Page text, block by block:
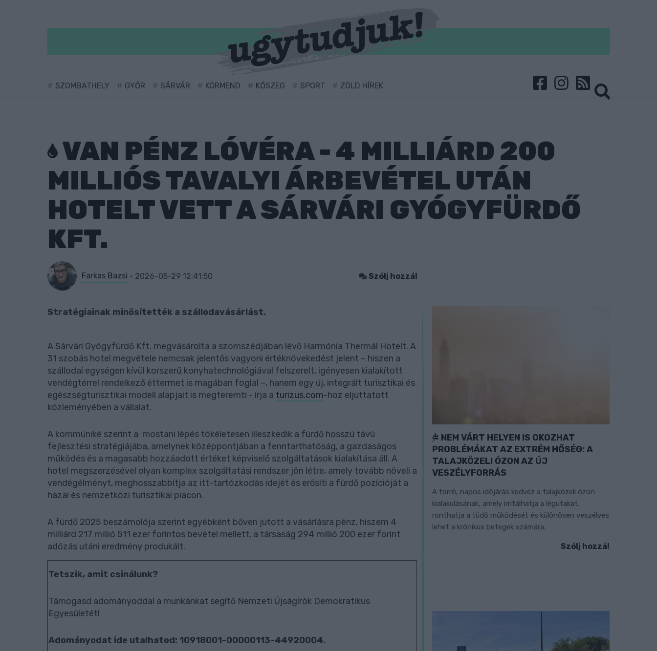
SZOMBATHELY GYŐR SÁRVÁR KÖRMEND KŐSZEG SPORT ZÖLD HÍREK
VAN PÉNZ LÓVÉRA - 4 MILLIÁRD 200
MILLIÓS TAVALYI ÁRBEVÉTEL UTÁN
HOTELT VETT A SÁRVÁRI GYÓGYFÜRDŐ
KFT.
Farkas Bazsi 2026-05-29 12:41:50 Szólj hozzá!
Stratégiainak minősítették a szállodavásárlást.
A Sárvári Gyógyfürdő Kft. megvásárolta a szomszédjában lévő Harmónia Thermál Hotelt. A
31 szobás hotel megvétele nemcsak jelentős vagyoni értéknövekedést jelent – hiszen a
szállodai egységen kívül korszerű konyhatechnológiával felszerelt, igényesen kialakított
vendégtérrel rendelkező éttermet is magában foglal –, hanem egy új, integrált turisztikai és
egészségturisztikai modell alapjait is megteremti - írja a turizus.com-hoz eljuttatott
közleményében a vállalat.
A kommüniké szerint a mostani lépés tökéletesen illeszkedik a fürdő hosszú távú
fejlesztési stratégiájába, amelynek középpontjában a fenntarthatóság, a gazdaságos
működés és a magasabb hozzáadott értéket képviselő szolgáltatások kialakítása áll. A
hotel megszerzésével olyan komplex szolgáltatási rendszer jön létre, amely tovább növeli a
vendégélményt, meghosszabbítja az itt-tartózkodás idejét és erősíti a fürdő pozícióját a
hazai és nemzetközi turisztikai piacon.
A fürdő 2025 beszámolója szerint egyébként bőven jutott a vásárlásra pénz, hiszem 4
milliárd 217 millió 511 ezer forintos bevétel mellett, a társaság 294 millió 200 ezer forint
adózás utáni eredmény produkált.
Tetszik, amit csinálunk?
Támogasd adományoddal a munkánkat segítő Nemzeti Újságírók Demokratikus
Egyesületét!
Adományodat ide utalhatod: 10918001-00000113-44920004.
NEM VÁRT HELYEN IS OKOZHAT
PROBLÉMÁKAT AZ EXTRÉM HŐSÉG: A
TALAJKÖZELI ÓZON AZ ÚJ
VESZÉLYFORRÁS
A forró, napos időjárás kedvez a talajközeli ózon
kialakulásának, amely irritálhatja a légutakat,
ronthatja a tüdő működését és különösen veszélyes
lehet a krónikus betegek számára.
Szólj hozzá!